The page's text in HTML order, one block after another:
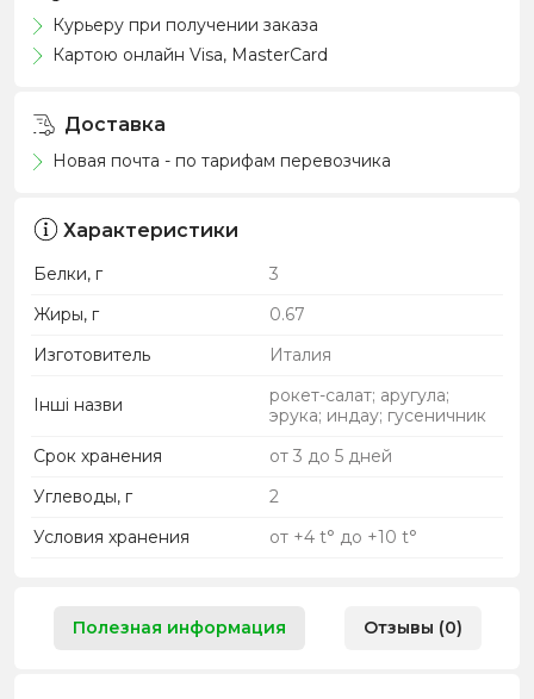
Курьеру при получении заказа
Картою онлайн Visa, MasterCard
Доставка
Новая почта - по тарифам перевозчика
Характеристики
Белки, г
3
Жиры, г
0.67
Изготовитель
Италия
Інші назви
рокет-салат; аругула;
эрука; индау; гусеничник
Срок хранения
от 3 до 5 дней
Углеводы, г
2
Условия хранения
от +4 t° до +10 t°
Полезная информация Отзывы (0)